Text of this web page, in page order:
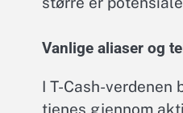
Vanlige aliaser og
I T-Cash-
tjenes gjennom